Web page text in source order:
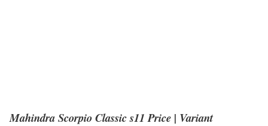
Mahindra Scorpio Classic s11 Price | Variant